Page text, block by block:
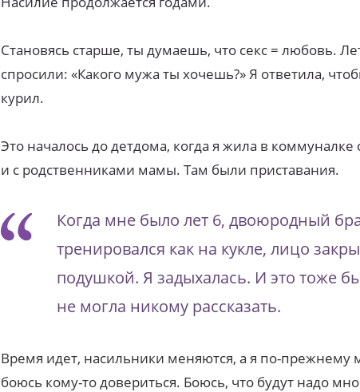
Становясь старше, ты думаешь, что секс = любовь.
спросили: «Какого мужа ты хочешь?» Я ответила,
курил.
Это началось до детдома, когда я жила в коммуналке
и с родственниками мамы. Там были приставания.
Когда мне было лет 6, двоюродный
тренировался как на кукле, лицо
подушкой. Я задыхалась. И это тоже
не могла никому рассказать.
Время идет, насильники меняются, а я по-прежнему
боюсь кому-то довериться. Боюсь, что будут надо